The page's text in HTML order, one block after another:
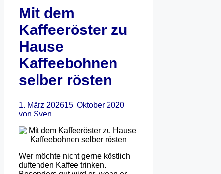
Mit dem
Kaffeeröster zu
Hause
Kaffeebohnen
selber rösten
1. März 202615. Oktober 2020
von Sven
Wer möchte nicht gerne köstlich
duftenden Kaffee trinken.